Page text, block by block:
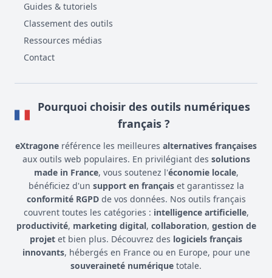
Guides & tutoriels
Classement des outils
Ressources médias
Contact
Pourquoi choisir des outils numériques
français ?
eXtragone référence les meilleures alternatives françaises
aux outils web populaires. En privilégiant des solutions
made in France, vous soutenez l'économie locale,
bénéficiez d'un support en françaiset garantissez la
conformité RGPDde vos données. Nos outils français
couvrent toutes les catégories : intelligence artificielle,
productivité, marketing digital, collaboration, gestion de
projet et bien plus. Découvrez des logiciels français
innovants, hébergés en France ou en Europe, pour une
souveraineté numérique totale.